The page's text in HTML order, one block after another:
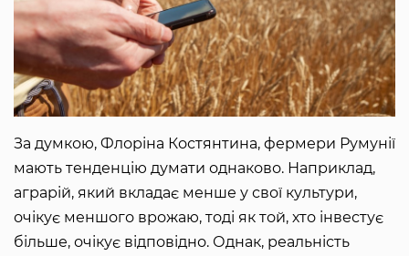
За думкою, Флоріна Костянтина, фермери Румунії
мають тенденцію думати однаково. Наприклад,
аграрій, який вкладає менше у свої культури,
очікує меншого врожаю, тоді як той, хто інвестує
більше, очікує відповідно. Однак, реальність